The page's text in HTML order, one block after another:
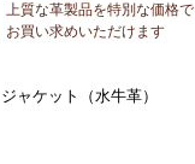
上質な革製品を特別な価格で
お買い求めいただけます
ャケット（水牛革）